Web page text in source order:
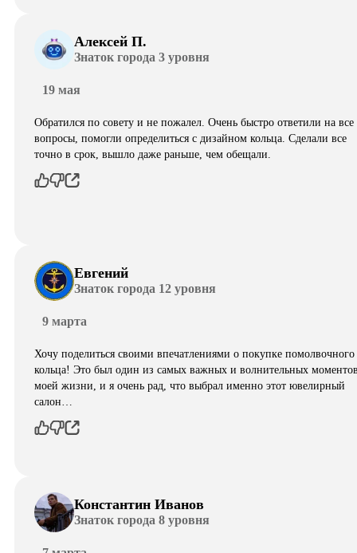
Алексей П.
Знаток города 3 уровня
19 мая
Обратился по совету и не пожалел. Очень быстро ответили на все
вопросы, помогли определиться с дизайном кольца. Сделали все
точно в срок, вышло даже раньше, чем обещали.
Евгений
Знаток города 12 уровня
9 марта
Хочу поделиться своими впечатлениями о покупке помолвочного
кольца! Это был один из самых важных и волнительных
моей жизни, и я очень рад, что выбрал именно этот ювелирный
салон…
Константин Иванов
Знаток города 8 уровня